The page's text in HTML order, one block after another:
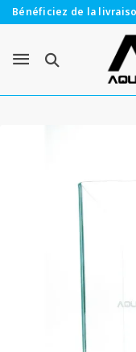
Bénéficiez de la